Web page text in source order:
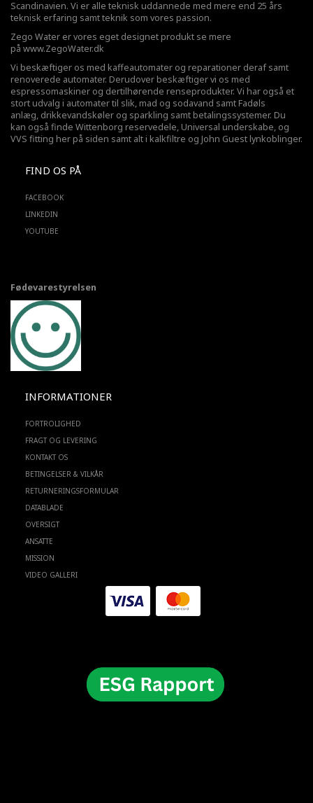
Scandinavien. Vi er alle teknisk uddannede med mere end 25 års
teknisk erfaring samt teknik som vores passion.
Zego Water er vores eget designet produkt se mere
på www.ZegoWater.dk
Vi beskæftiger os med kaffeautomater og reparationer deraf samt
renoverede automater. Derudover beskæftiger vi os med
espressomaskiner og dertilhørende renseprodukter. Vi har også et
stort udvalg i automater til slik, mad og sodavand samt Fadøls
anlæg, drikkevandskøler og sparkling samt betalingssystemer. Du
kan også finde Wittenborg reservedele, Universal underskabe, og
VVS fitting her på siden samt alt i kalkfiltre og John Guest lynkoblinger.
FIND OS PÅ
FACEBOOK
LINKEDIN
YOUTUBE
Fødevarestyrelsen
INFORMATIONER
FORTROLIGHED
FRAGT OG LEVERING
KONTAKT OS
BETINGELSER & VILKÅR
RETURNERINGSFORMULAR
DATABLADE
OVERSIGT
ANSATTE
MISSION
VIDEO GALLERI